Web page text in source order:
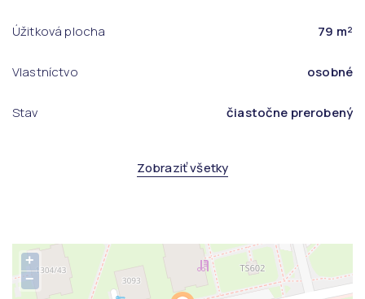
Úžitková plocha 79 m²
Vlastníctvo osobné
Stav čiastočne prerobený
Zobraziť všetky
+
−